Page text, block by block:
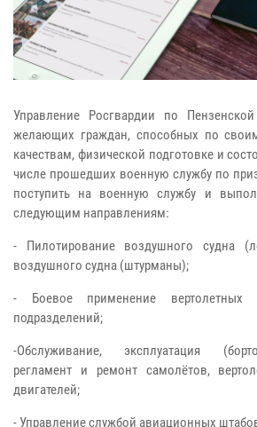
Управление Росгвардии по
желающих граждан, способных по
качествам, физической подготовке и
числе прошедших военную службу по
поступить на военную службу и
следующим направлениям:
- Пилотирование воздушного судна
воздушного судна (штурманы);
- Боевое применение вертолетных
подразделений;
-Обслуживание, эксплуатация
регламент и ремонт самолётов,
двигателей;
- Управление службой авиационных